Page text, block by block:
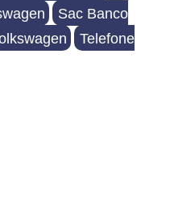
Sac Banco
Telefone